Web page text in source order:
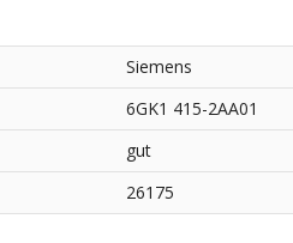
Siemens
6GK1 415-2AA01
gut
26175